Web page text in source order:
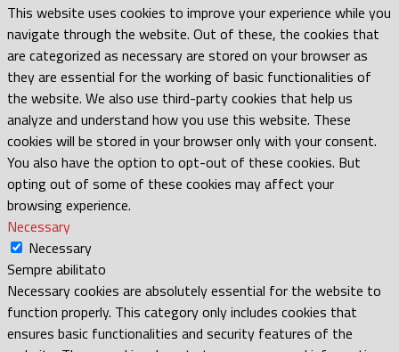
This website uses cookies to improve your experience while you
navigate through the website. Out of these, the cookies that
are categorized as necessary are stored on your browser as
they are essential for the working of basic functionalities of
the website. We also use third-party cookies that help us
analyze and understand how you use this website. These
cookies will be stored in your browser only with your consent.
You also have the option to opt-out of these cookies. But
opting out of some of these cookies may affect your
browsing experience.
Necessary
Necessary
Sempre abilitato
Necessary cookies are absolutely essential for the website to
function properly. This category only includes cookies that
ensures basic functionalities and security features of the